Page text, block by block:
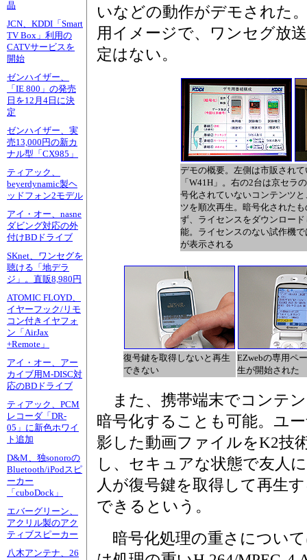
晶
JCN、KDDI「Smart
TV Box」利用の
CATVサービスを
開始
ゼンハイザー、
「IE 800」の発売
日を12月4日に決
定
ゼンハイザー、実
売13,000円の新カ
ナル型「CX985」
ティアック、
beyerdynamic製ヘ
ッドフォン2モデル
アイ・オー、nasne
ダビング対応の外
付けBDドライブ
SKnet、ワンセグを
聴ける「地デラ
ジ」。直販8,980円
ATOMIC FLOYD、
イヤーフック/リモ
コン付きイヤフォ
ン「AirJax
+Remote」
アイ・オー、アー
カイブ用M-DISC対
応のBDドライブ
ティアック、PCM
レコーダ「DR-
05」に新色ホワイ
ト追加
D&M、独sonoroの
Bluetooth/iPodスピ
ーカー
「cuboDock」
エバーグリーン、
アクリル製のアク
ティブスピーカー
八木アンテナ、26
いなどの動作がデモされた
用イメージで、ワンセグ放
定はない。
デモの概要。左側は市販され
「W41H」。右の2台は京セラ
号化されていないコンテンツ
ツを順次再生。暗号化された
ず、ライセンスをダウンロー
能。ライセンスのない試作機
が表示される
復号鍵を取得しないと再生
できない
EZwebの専用ペ
生が開始された
また、携帯端末でコンテ
暗号化することも可能。ユ
影した動画ファイルをK2技
し、セキュアな状態で友人
人が復号鍵を取得して再生
できるという。
暗号化処理の重さについ